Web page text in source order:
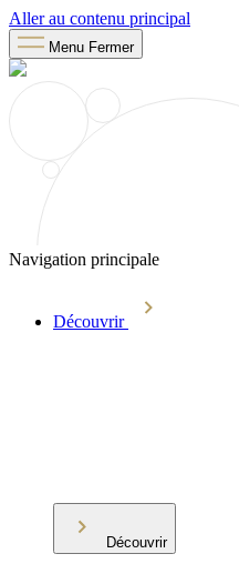
Aller au contenu principal
Menu Fermer
Navigation principale
Découvrir
Découvrir